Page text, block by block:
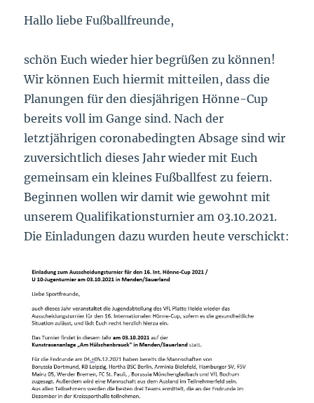
Hallo liebe Fußballfreunde,
schön Euch wieder hier begrüßen zu können!
Wir können Euch hiermit mitteilen, dass die
Planungen für den diesjährigen Hönne-Cup
bereits voll im Gange sind. Nach der
letztjährigen coronabedingten Absage sind wir
zuversichtlich dieses Jahr wieder mit Euch
gemeinsam ein kleines Fußballfest zu feiern.
Beginnen wollen wir damit wie gewohnt mit
unserem Qualifikationsturnier am 03.10.2021.
Die Einladungen dazu wurden heute verschickt: